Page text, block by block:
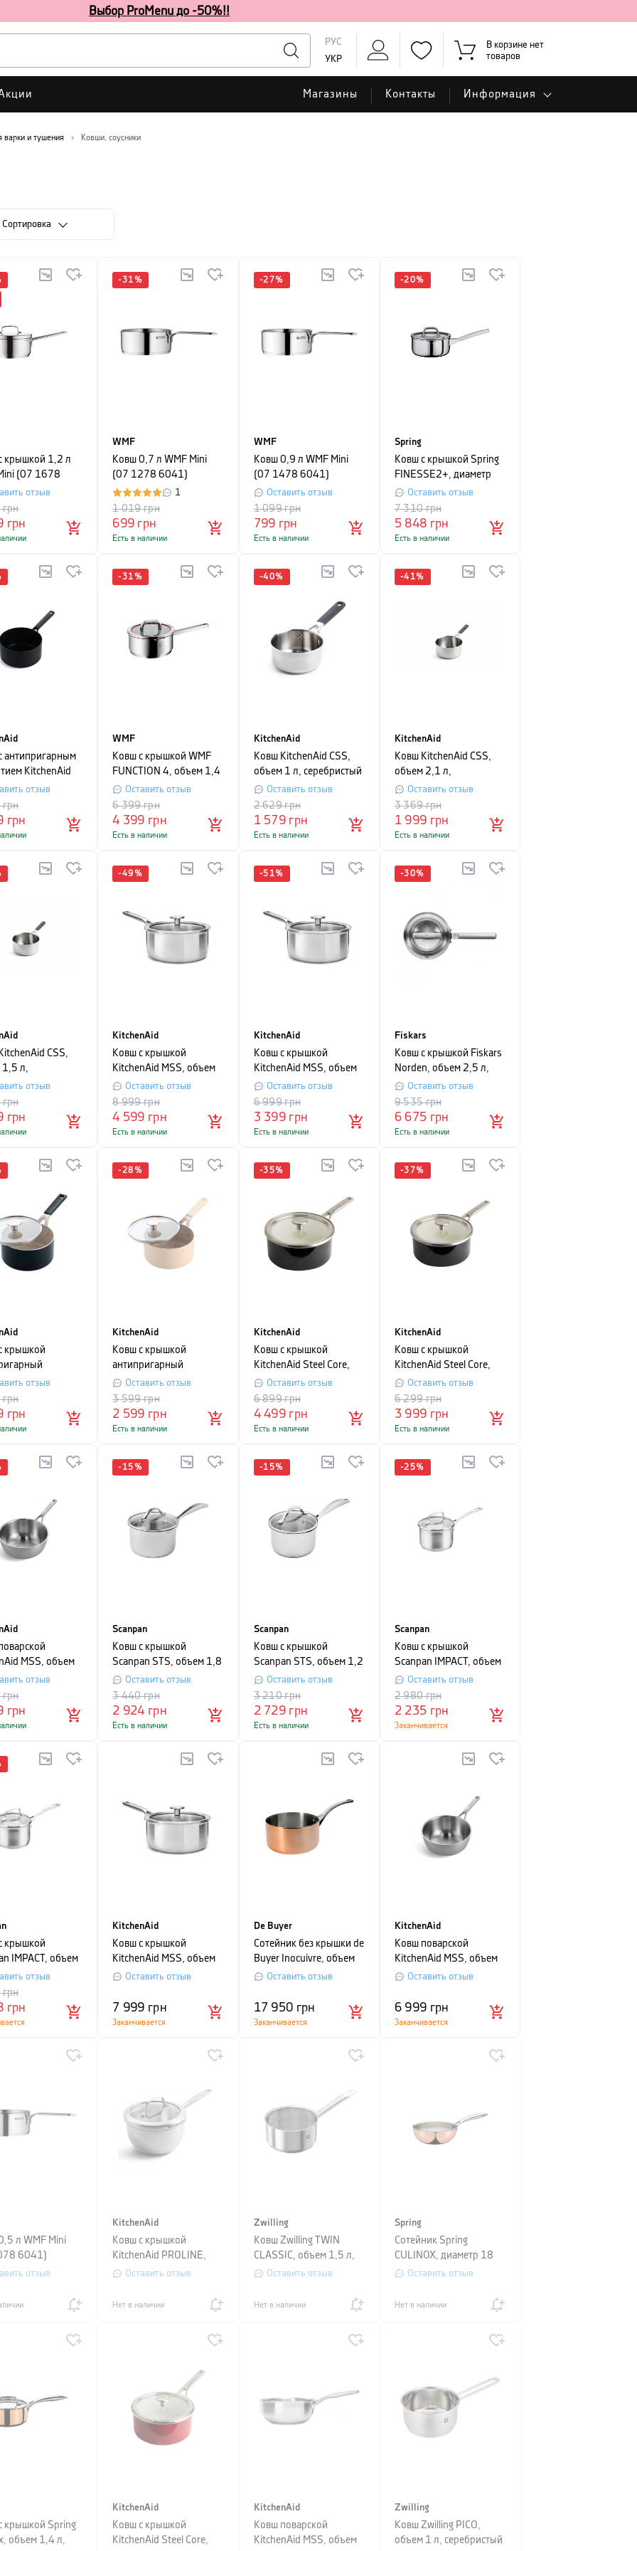
Выбор ProMenu до -50%!!
РУС
УКР
В корзине нет
товаров
Магазины Контакты Информация
варки и тушения Ковши, соусники
Cортировка
крышкой 1,2 л
(07 1678
отзыв
грн
грн
-31 %
WMF
Ковш 0,7 л WMF Mini
(07 1278 6041)
1
699 грн
1 019грн
Есть в наличии
-27%
WMF
Ковш 0,9 л WMF Mini
(07 1478 6041)
Оставить отзыв
799 грн
1 099грн
Есть в наличии
-20%
Spring
Ковш с крышкой Spring
FINESSE2+, диаметр
16 см, объем 1,4 л,
серебристый
Оставить отзыв
5 848 грн
7 310грн
Есть в наличии
антипригарным
KitchenAid
1,5 л,
отзыв
грн
грн
-31 %
WMF
Ковш с крышкой WMF
FUNCTION 4, объем 1,4
л, диаметр 16 см,
серебристый с красным
Оставить отзыв
4 399 грн
6 399грн
Есть в наличии
-40%
KitchenAid
Ковш KitchenAid CSS,
объем 1 л, серебристый
Оставить отзыв
1 579 грн
2 629грн
Есть в наличии
-41%
KitchenAid
Ковш KitchenAid CSS,
объем 2,1 л,
серебристый
Оставить отзыв
1 999 грн
3 369грн
Есть в наличии
CSS,
1,5 л,
отзыв
грн
грн
-49 %
KitchenAid
Ковш с крышкой
KitchenAid MSS, объем
3,1 л, серебристый
Оставить отзыв
4 599 грн
8 999грн
Есть в наличии
-51%
KitchenAid
Ковш с крышкой
KitchenAid MSS, объем
1,5 л, серебристый
Оставить отзыв
3 399 грн
6 999грн
Есть в наличии
-30%
Fiskars
Ковш с крышкой Fiskars
Norden, объем 2,5 л,
серебристый
Оставить отзыв
6 675 грн
9 535грн
Есть в наличии
крышкой
Aluminium
объем 1,6 л,
16 см, черный
отзыв
грн
грн
-28 %
KitchenAid
Ковш с крышкой
антипригарный
KitchenAid Aluminium
Ceramic, объем 1,6 л,
диаметр 16 см,
кремовый
Оставить отзыв
2 599 грн
3 599грн
Есть в наличии
-35%
KitchenAid
Ковш с крышкой
KitchenAid Steel Core,
объем 2,4 л, диаметр
20 см, черный
Оставить отзыв
4 499 грн
6 899грн
Есть в наличии
-37%
KitchenAid
Ковш с крышкой
KitchenAid Steel Core,
объем 2 л, диаметр 18
см, черный
Оставить отзыв
3 999 грн
6 299грн
Есть в наличии
MSS, объем
отзыв
грн
грн
-15 %
Scanpan
Ковш с крышкой
Scanpan STS, объем 1,8
л, диаметр 16 см,
серебристый
Оставить отзыв
2 924 грн
3 440грн
Есть в наличии
-15%
Scanpan
Ковш с крышкой
Scanpan STS, объем 1,2
л, диаметр 14 см,
серебристый
Оставить отзыв
2 729 грн
3 210грн
Есть в наличии
-25%
Scanpan
Ковш с крышкой
Scanpan IMPACT, объем
1,2 л, серебристый
Оставить отзыв
2 235 грн
2 980грн
Заканчивается
крышкой
IMPACT, объем
отзыв
грн
грн
KitchenAid
Ковш с крышкой
KitchenAid MSS, объем
2,1 л, серебристый
Оставить отзыв
7 999 грн
Заканчивается
De Buyer
Сотейник без крышки de
Buyer Inocuivre, объем
1,8 л, диаметр 16 см
Оставить отзыв
17 950 грн
Заканчивается
KitchenAid
Ковш поварской
KitchenAid MSS, объем
3,1 л, серебристый
Оставить отзыв
6 999 грн
Заканчивается
л WMF Mini
6041)
отзыв
KitchenAid
Ковш с крышкой
KitchenAid PROLINE,
объем 2 л, серебристый
Оставить отзыв
Нет в наличии
Zwilling
Ковш Zwilling TWIN
CLASSIC, объем 1,5 л,
диаметр 16 см,
Оставить отзыв
Нет в наличии
Spring
Сотейник Spring
CULINOX, диаметр 18
см, медный
Оставить отзыв
Нет в наличии
крышкой Spring
объем 1,4 л,
KitchenAid
Ковш с крышкой
KitchenAid Steel Core,
KitchenAid
Ковш поварской
KitchenAid MSS, объем
Zwilling
Ковш Zwilling PICO,
объем 1 л, серебристый